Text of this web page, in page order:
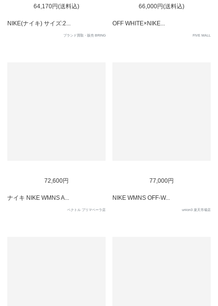
64,170円(送料込)
NIKE(ナイキ) サイズ:2...
ブランド買取・販売 BRING
66,000円(送料込)
OFF WHITE×NIKE...
FIVE MALL
72,600円
ナイキ NIKE WMNS A...
ベクトル プリマベーラ店
77,000円
NIKE WMNS OFF-W...
union3 楽天市場店